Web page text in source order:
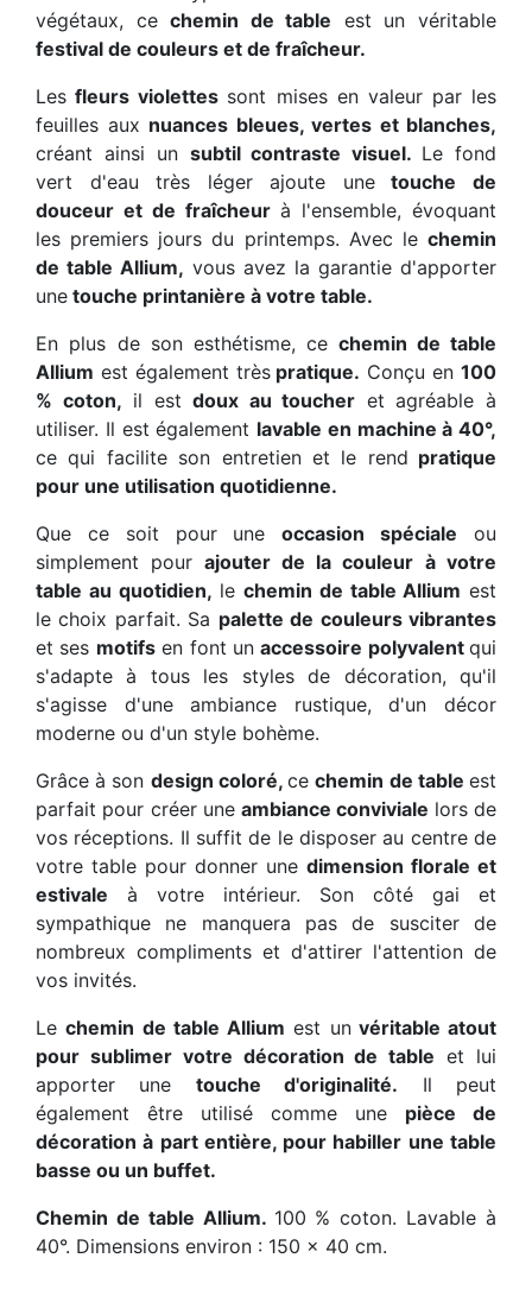
végétaux, cechemin de table est un véritable
festival de couleurs et de fraîcheur.
Les fleurs violettes sont mises en valeur par les
feuilles aux nuances bleues, vertes et blanches,
créant ainsi un subtil contraste visuel. Le fond
vert d'eau très léger ajoute unetouche de
douceur et de fraîcheur à l'ensemble, évoquant
les premiers jours du printemps. Avec le chemin
de table Allium, vous avez la garantie d'apporter
une touche printanière à votre table.
En plus de son esthétisme, ce chemin de table
Allium est également trèspratique. Conçu en100
% coton, il estdoux au toucher et agréable à
utiliser. Il est également lavable en machine à 40°,
ce qui facilite son entretien et le rend pratique
pour une utilisation quotidienne.
Que ce soit pour uneoccasion spéciale ou
simplement pour ajouter de la couleur à votre
table au quotidien, le chemin de table Allium est
le choix parfait. Sa palette de couleurs vibrantes
et ses motifsen font unaccessoire polyvalent qui
s'adapte à tous les styles de décoration, qu'il
s'agisse d'une ambiance rustique, d'un décor
moderne ou d'un style bohème.
Grâce à son design coloré,cechemin de tableest
parfait pour créer uneambiance conviviale lors de
vos réceptions. Il suffit de le disposer au centre de
votre table pour donner une dimension florale et
estivale à votre intérieur. Son côté gai et
sympathique ne manquera pas de susciter de
nombreux compliments et d'attirer l'attention de
vos invités.
Lechemin de table Allium est unvéritable atout
pour sublimer votre décoration de table et lui
apporter une touche d'originalité. Il peut
également être utilisé comme une pièce de
décoration à part entière, pour habiller une table
basse ou un buffet.
Chemin de table Allium. 100 % coton. Lavable à
40°. Dimensions environ : 150 x 40 cm.